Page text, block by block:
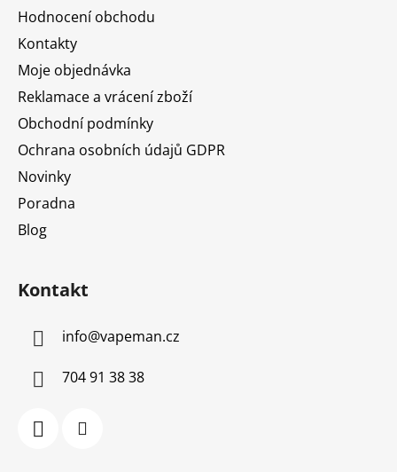
Hodnocení obchodu
Kontakty
Moje objednávka
Reklamace a vrácení zboží
Obchodní podmínky
Ochrana osobních údajů GDPR
Novinky
Poradna
Blog
Kontakt
info@vapeman.cz
704 91 38 38